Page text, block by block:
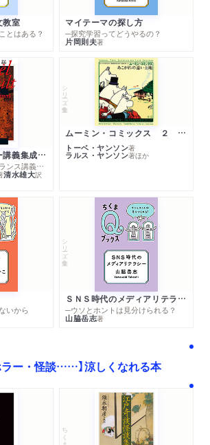
教室
とはある？
マイテーマの探し方
─探究学習ってどうやるの？
片岡則夫著
ミシェル・フーコー講義集成１０ 主体性と真理
─コレージュ・ド・フランス講義１９８０－１９８１年度
清水雄大訳
シリーズ・全集
ムーミン・コミックス ２ あこがれの遠い土地
トーベ・ヤンソン著
ラルス・ヤンソン著ほか
いから
シリーズ・全集
ＳＮＳ時代のメディアリテラシー
─ウソとホントは見分けられる？
山脇岳志著
ラー・怪談……】涼しくなれる本
ちくま学芸文庫